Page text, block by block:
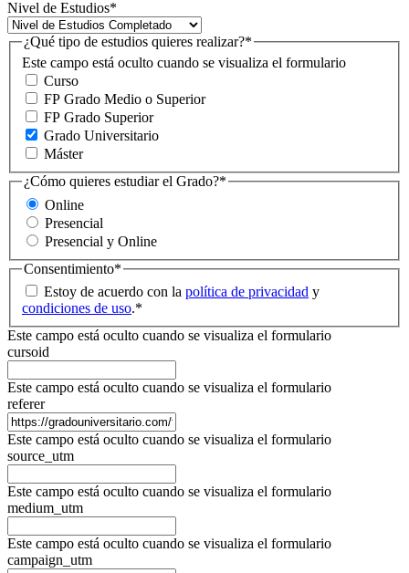
Nivel de Estudios*
Este campo está oculto cuando se visualiza el formulario
¿Qué tipo de estudios quieres realizar?*
Curso
FP Grado Medio o Superior
FP Grado Superior
Grado Universitario
Máster
¿Cómo quieres estudiar el Grado?*
Online
Presencial
Presencial y Online
Consentimiento*
Estoy de acuerdo con la política de privacidad y
condiciones de uso.*
Este campo está oculto cuando se visualiza el formulario
cursoid
Este campo está oculto cuando se visualiza el formulario
referer
Este campo está oculto cuando se visualiza el formulario
source_utm
Este campo está oculto cuando se visualiza el formulario
medium_utm
Este campo está oculto cuando se visualiza el formulario
campaign_utm